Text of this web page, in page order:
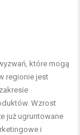
które mogą
regionie jest
Wzrost
już ugruntowane
i